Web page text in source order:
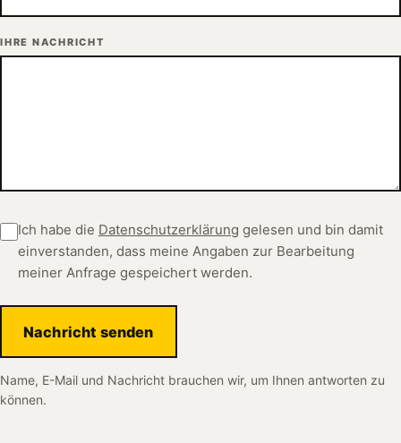
IHRE NACHRICHT
Ich habe die Datenschutzerklärung gelesen und bin damit
einverstanden, dass meine Angaben zur Bearbeitung
meiner Anfrage gespeichert werden.
Nachricht senden
Name, E-Mail und Nachricht brauchen wir, um Ihnen antworten zu
können.